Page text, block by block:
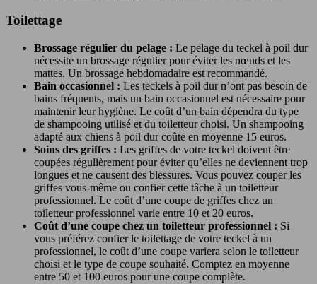
Toilettage
Brossage régulier du pelage : Le pelage du teckel à poil dur
nécessite un brossage régulier pour éviter les nœuds et les
mattes. Un brossage hebdomadaire est recommandé.
Bain occasionnel : Les teckels à poil dur n’ont pas besoin de
bains fréquents, mais un bain occasionnel est nécessaire pour
maintenir leur hygiène. Le coût d’un bain dépendra du type
de shampooing utilisé et du toiletteur choisi. Un shampooing
adapté aux chiens à poil dur coûte en moyenne 15 euros.
Soins des griffes : Les griffes de votre teckel doivent être
coupées régulièrement pour éviter qu’elles ne deviennent trop
longues et ne causent des blessures. Vous pouvez couper les
griffes vous-même ou confier cette tâche à un toiletteur
professionnel. Le coût d’une coupe de griffes chez un
toiletteur professionnel varie entre 10 et 20 euros.
Coût d’une coupe chez un toiletteur professionnel : Si
vous préférez confier le toilettage de votre teckel à un
professionnel, le coût d’une coupe variera selon le toiletteur
choisi et le type de coupe souhaité. Comptez en moyenne
entre 50 et 100 euros pour une coupe complète.